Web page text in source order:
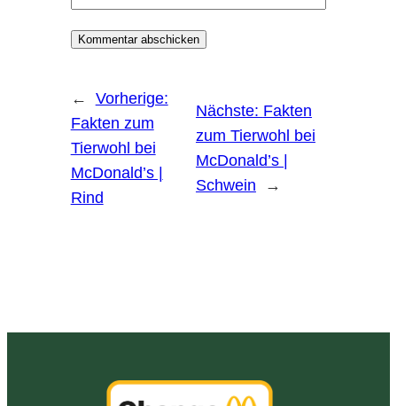
←
Vorherige:
Fakten zum
Tierwohl bei
McDonald’s |
Rind
Nächste: Fakten
zum Tierwohl bei
McDonald’s |
Schwein
→